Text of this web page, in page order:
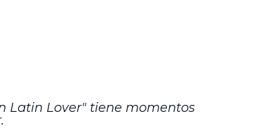
Latin Lover" tiene momentos